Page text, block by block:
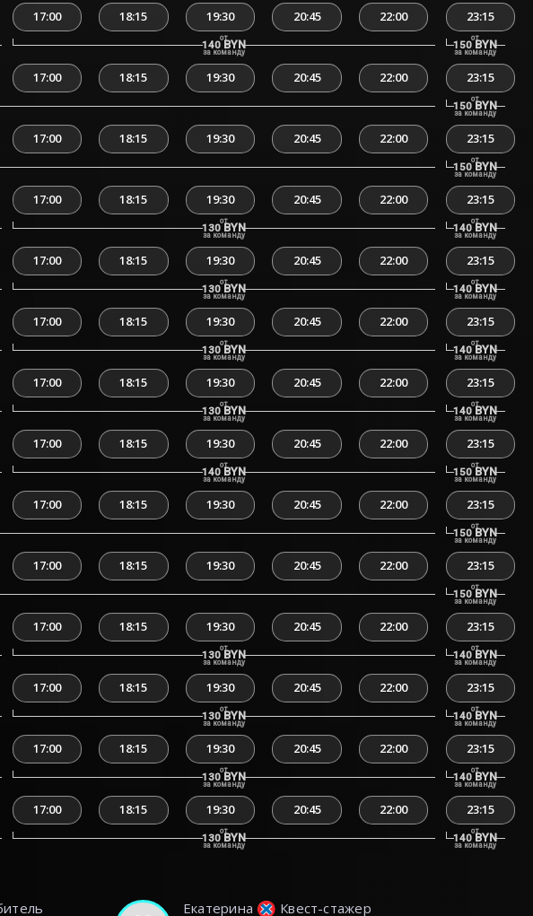
17:00 18:15 19:30 20:45 22:00 23:15
от
140 BYN
за команду
от
150 BYN
за команду
17:00 18:15 19:30 20:45 22:00 23:15
от
150 BYN
за команду
17:00 18:15 19:30 20:45 22:00 23:15
от
150 BYN
за команду
17:00 18:15 19:30 20:45 22:00 23:15
от
130 BYN
за команду
от
140 BYN
за команду
17:00 18:15 19:30 20:45 22:00 23:15
от
130 BYN
за команду
от
140 BYN
за команду
17:00 18:15 19:30 20:45 22:00 23:15
от
130 BYN
за команду
от
140 BYN
за команду
17:00 18:15 19:30 20:45 22:00 23:15
от
130 BYN
за команду
от
140 BYN
за команду
17:00 18:15 19:30 20:45 22:00 23:15
от
140 BYN
за команду
от
150 BYN
за команду
17:00 18:15 19:30 20:45 22:00 23:15
от
150 BYN
за команду
17:00 18:15 19:30 20:45 22:00 23:15
от
150 BYN
за команду
17:00 18:15 19:30 20:45 22:00 23:15
от
130 BYN
за команду
от
140 BYN
за команду
17:00 18:15 19:30 20:45 22:00 23:15
от
130 BYN
за команду
от
140 BYN
за команду
17:00 18:15 19:30 20:45 22:00 23:15
от
130 BYN
за команду
от
140 BYN
за команду
17:00 18:15 19:30 20:45 22:00 23:15
от
130 BYN
за команду
от
140 BYN
за команду
Екатерина Квест-стажер